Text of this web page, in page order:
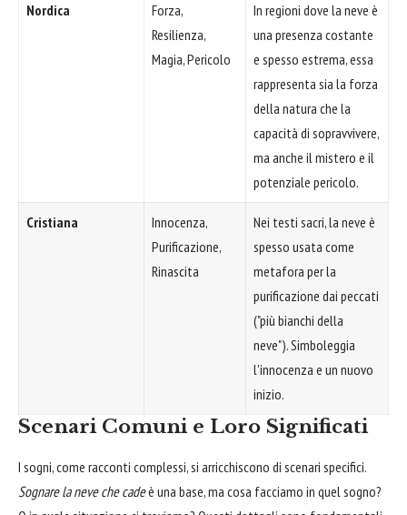
Nordica
Forza,
Resilienza,
Magia, Pericolo
In regioni dove la neve è
una presenza costante
e spesso estrema, essa
rappresenta sia la forza
della natura che la
capacità di sopravvivere,
ma anche il mistero e il
potenziale pericolo.
Cristiana
Innocenza,
Purificazione,
Rinascita
Nei testi sacri, la neve è
spesso usata come
metafora per la
purificazione dai peccati
("più bianchi della
neve"). Simboleggia
l'innocenza e un nuovo
inizio.
Scenari Comuni e Loro Significati
I sogni, come racconti complessi, si arricchiscono di scenari specifici.
Sognare la neve che cadeè una base, ma cosa facciamo in quel sogno?